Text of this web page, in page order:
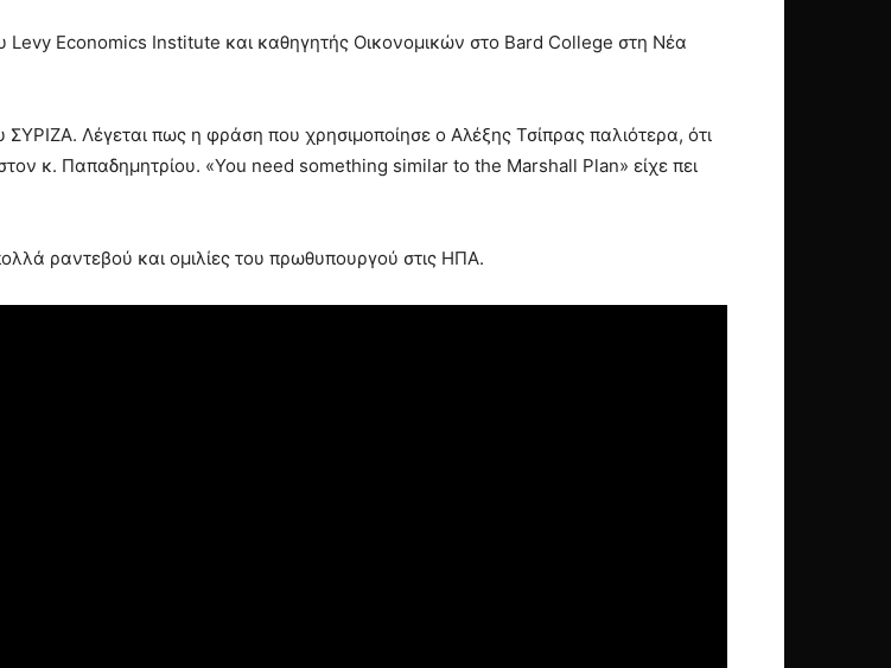
Levy Economics Institute και καθηγητής Οικονομικών στο Bard College στη Νέα
Λέγεται πως η φράση που χρησιμοποίησε ο Αλέξης Τσίπρας παλιότερα, ότι
κ. Παπαδημητρίου. «You need something similar to the Marshall Plan» είχε πει
ραντεβού και ομιλίες του πρωθυπουργού στις ΗΠΑ.